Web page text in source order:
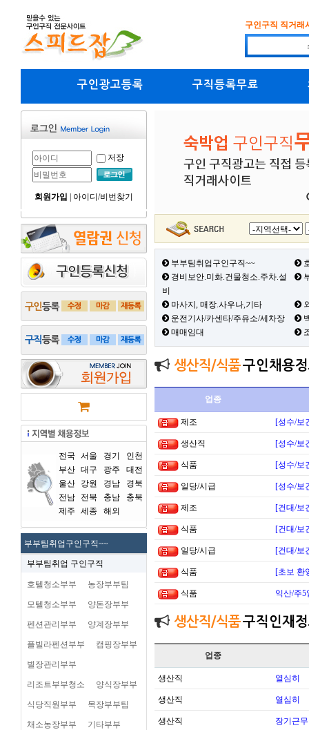
구인구직 직거래
구인광고등록 구직등록무료
저장
회원가입 아이디/비번찾기
전국 서울 경기
인천
부산 대구 광주
대전
울산
강원 경남
경북
전남
전북 충남
충북
제주
세종 해외
부부팀취업구인구직~~
부부팀취업 구인구직
호텔청소부부 농장부부팀
모텔청소부부 양돈장부부
펜션관리부부 양계장부부
플빌라펜션부부 캠핑장부부
별장관리부부
리조트부부청소 양식장부부
식당직원부부 목장부부팀
채소농장부부 기타부부
부부팀취업구인구직~~
경비보안.미화.건물청소.주차.설
비
마사지, 매장.사우나,기타
운전기사/카센타/주유소/세차장
매매임대
생산직/식품구인채용
업종
제조 [성수/보
생산직 [성수/보
식품 [성수/보
일당/시급 [성수/보
제조 [건대/보
식품 [건대/보
일당/시급 [건대/보
식품 [초보 환
식품 익산/주
생산직/식품구직인재
업종
생산직 열심히
생산직 열심히
생산직 장기근